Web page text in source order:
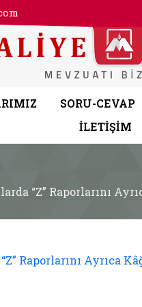
SORU-CEVAP
İLETİŞİM
“Z” Raporlarını